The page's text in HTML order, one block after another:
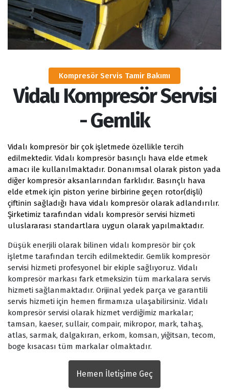
Kompresör Servis Tamir Bakımı
Vidalı Kompresör Servisi
- Gemlik
Vidalı kompresör bir çok işletmede özellikle tercih
edilmektedir. Vidalı kompresör basınçlı hava elde etmek
amacı ile kullanılmaktadır. Donanımsal olarak piston yada
diğer kompresör aksanlarından farklıdır. Basınçlı hava
elde etmek için piston yerine birbirine geçen rotor(dişli)
çiftinin sağladığı hava vidalı kompresör olarak adlandırılır.
Şirketimiz tarafından vidalı kompresör servisi hizmeti
uluslararası standartlara uygun olarak yapılmaktadır.
Düşük enerjili olarak bilinen vidalı kompresör bir çok
işletme tarafından tercih edilmektedir. Gemlik kompresör
servisi hizmeti profesyonel bir ekiple sağlıyoruz. Vidalı
kompresör markası fark etmeksizin tüm markalara servis
hizmeti sağlanmaktadır. Orijinal yedek parça ve garantili
servis hizmeti için hemen firmamıza ulaşabilirsiniz. Vidalı
kompresör servisi olarak hizmet verdiğimiz markalar;
tamsan, kaeser, sullair, compair, mikropor, mark, tahaş,
atlas, sarmak, dalgakıran, erkom, komsan, yiğitsan, tecom,
boge kısacası tüm markalar olmaktadır.
Hemen İletişime Geç